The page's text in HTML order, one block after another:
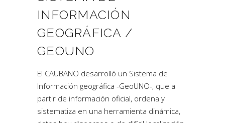
INFORMACIÓN
GEOGRÁFICA /
GEOUNO
El CAUBANO desarrolló un Sistema de
Información geográfica -GeoUNO-, que a
partir de información oficial, ordena y
sistematiza en una herramienta dinámica,